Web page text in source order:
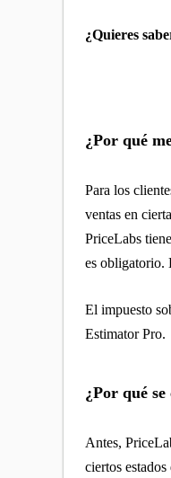
¿Quieres
¿Por qué
Para los
ventas en
PriceLabs
es obligatorio.
El impuesto
Estimator Pro.
¿Por qué
Antes,
ciertos